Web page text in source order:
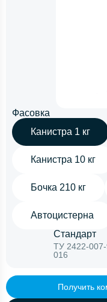
Фасовка
Канистра 1 кг
Канистра 10 кг
Бочка 210 кг
Автоцистерна
Стандарт
ТУ 2422-
016
Получить